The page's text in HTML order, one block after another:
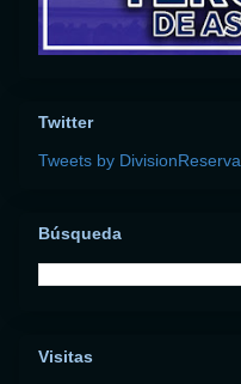
Twitter
Tweets by DivisionReserva
Búsqueda
Visitas